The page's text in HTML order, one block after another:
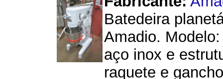
Batedeira
Amadio.
aço inox e
raquete e